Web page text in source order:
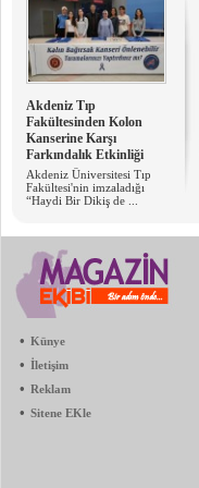
Akdeniz Tıp
Fakültesinden Kolon
Kanserine Karşı
Farkındalık Etkinliği
Akdeniz Üniversitesi Tıp
Fakültesi'nin imzaladığı
“Haydi Bir Dikiş de ...
• Künye
• İletişim
• Reklam
• Sitene EKle